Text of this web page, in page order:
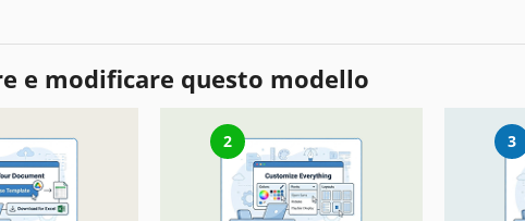
e modificare questo modello
2 3